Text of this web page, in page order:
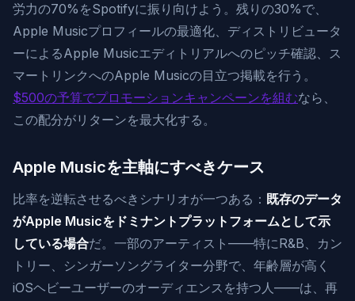
労力の70%をSpotifyに振り向けよう。残りの30%で、
Apple Musicプロフィールの最適化、ディストリビュータ
ーによるApple Musicエディトリアルへのピッチ確認、ス
マートリンクへのApple Musicの目立つ掲載を行う。
$500の予算でプロモーションキャンペーンを組むなら、
この配分がリターンを最大化する。
Apple Musicを主軸にすべきケース
比率を逆転させるべきシナリオが一つある： 既存のデータ
がApple Musicをドミナントプラットフォームとして示
している場合だ。一部のアーティスト——特にR&B、カン
トリー、シンガーソングライター分野で、年齢層が高く
iOSヘビーユーザーのオーディエンスを持つ人——は、再